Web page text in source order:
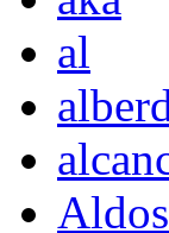
al